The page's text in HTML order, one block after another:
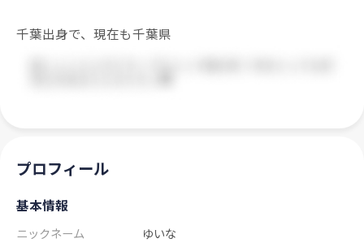
千葉出身で、現在も千葉県
プロフィール
基本情報
ニックネーム
ゆいな